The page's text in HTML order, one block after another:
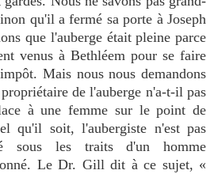
qu'il a fermé sa porte à Joseph
que l'auberge était pleine parce
venus à Bethléem pour se faire
Mais nous nous demandons
de l'auberge n'a-t-il pas
à une femme sur le point de
qu'il soit, l'aubergiste n'est pas
sous les traits d'un homme
Le Dr. Gill dit à ce sujet, «